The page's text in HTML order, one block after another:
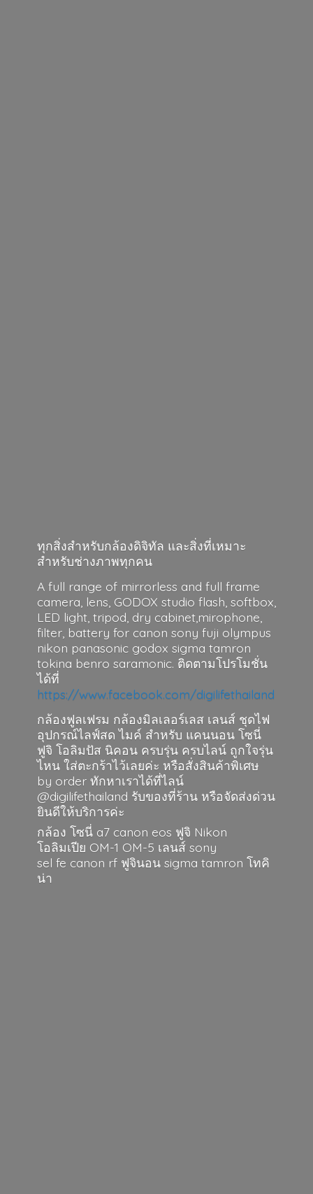
ทุกสิ่งสำหรับกล้องดิจิทัล และสิ่งที่เหมาะ
สำหรับช่างภาพทุกคน
A full range of mirrorless and full frame
camera, lens, GODOX studio flash, softbox,
LED light, tripod, dry cabinet,mirophone,
filter, battery for canon sony fuji olympus
nikon panasonic godox sigma tamron
tokina benro saramonic. ติดตามโปรโมชั่น
ได้ที่
https://www.facebook.com/digilifethailand
กล้องฟูลเฟรม กล้องมิลเลอร์เลส เลนส์ ชุดไฟ
อุปกรณ์ไลฟ์สด ไมค์ สำหรับ แคนนอน โซนี่
ฟูจิ โอลิมปัส นิคอน ครบรุ่น ครบไลน์ ถูกใจรุ่น
ไหน ใส่ตะกร้าไว้เลยค่ะ หรือสั่งสินค้าพิเศษ
by order ทักหาเราได้ที่ไลน์
@digilifethailand รับของที่ร้าน หรือจัดส่งด่วน
ยินดีให้บริการค่ะ
กล้อง โซนี่ a7 canon eos ฟูจิ Nikon
โอลิมเปีย OM-1 OM-5 เลนส์ sony
sel fe canon rf ฟูจินอน sigma tamron โทคิ
น่า